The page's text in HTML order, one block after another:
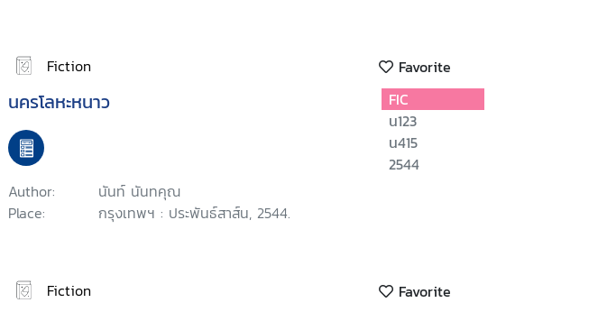
Fiction Favorite
นครโลหะหนาว
Author:
นันท์ นันทคุณ
Place:
กรุงเทพฯ : ประพันธ์สาส์น, 2544.
FIC
น123
น415
2544
Fiction Favorite